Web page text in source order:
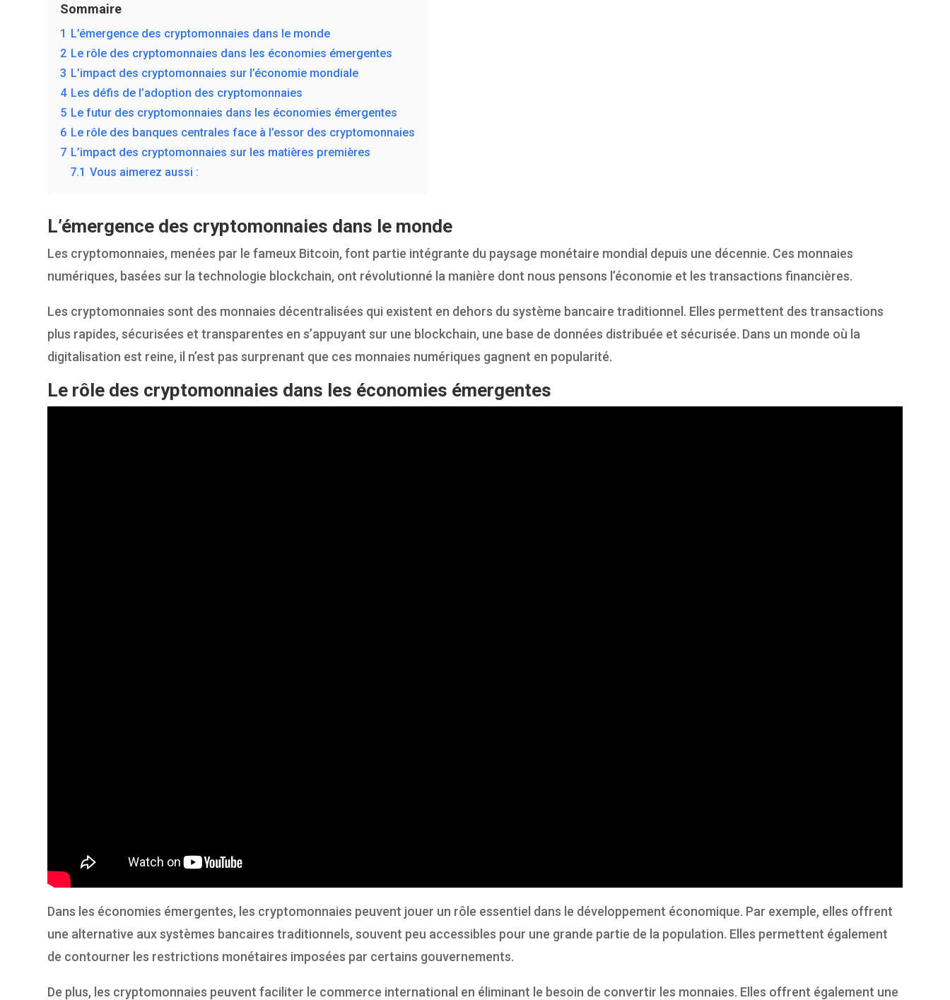
Sommaire
1 L’émergence des cryptomonnaies dans le monde
2 Le rôle des cryptomonnaies dans les économies émergentes
3 L’impact des cryptomonnaies sur l’économie mondiale
4 Les défis de l’adoption des cryptomonnaies
5 Le futur des cryptomonnaies dans les économies émergentes
6 Le rôle des banques centrales face à l’essor des cryptomonnaies
7 L’impact des cryptomonnaies sur les matières premières
7.1 Vous aimerez aussi :
L’émergence des cryptomonnaies dans le monde
Les cryptomonnaies, menées par le fameux Bitcoin, font partie intégrante du paysage monétaire mondial depuis une décennie. Ces monnaies
numériques, basées sur la technologie blockchain, ont révolutionné la manière dont nous pensons l’économie et les transactions financières.
Les cryptomonnaies sont des monnaies décentralisées qui existent en dehors du système bancaire traditionnel. Elles permettent des transactions
plus rapides, sécurisées et transparentes en s’appuyant sur une blockchain, une base de données distribuée et sécurisée. Dans un monde où la
digitalisation est reine, il n’est pas surprenant que ces monnaies numériques gagnent en popularité.
Le rôle des cryptomonnaies dans les économies émergentes
Dans les économies émergentes, les cryptomonnaies peuvent jouer un rôle essentiel dans le développement économique. Par exemple, elles offrent
une alternative aux systèmes bancaires traditionnels, souvent peu accessibles pour une grande partie de la population. Elles permettent également
de contourner les restrictions monétaires imposées par certains gouvernements.
De plus, les cryptomonnaies peuvent faciliter le commerce international en éliminant le besoin de convertir les monnaies. Elles offrent également une